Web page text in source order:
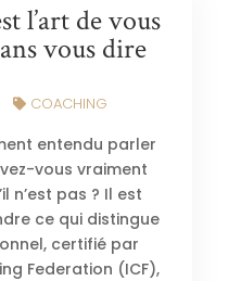
l’art de vous
vous dire
COACHING
entendu parler
vous vraiment
n’est pas ? Il est
ce qui distingue
certifié par
Federation (ICF),